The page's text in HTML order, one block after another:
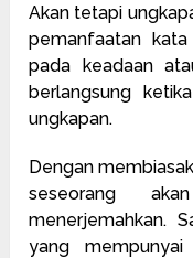
Akan tetapi
pemanfaatan
pada keadaan
berlangsung
ungkapan.
Dengan
seseorang
menerjemahkan.
yang